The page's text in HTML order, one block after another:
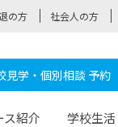
の方 社会人の方
見学・個別相談 予約
ス紹介 学校生活